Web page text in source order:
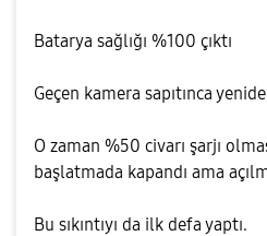
Batarya sağlığı %100 çıktı
Geçen kamera sapıtınca
O zaman %50 civarı şarjı
başlatmada kapandı ama
Bu sıkıntıyı da ilk defa yaptı.